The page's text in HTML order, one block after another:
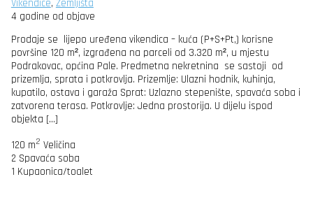
Vikendice, Zemljišta
4 godine od objave
Prodaje se lijepo uređena vikendica – kuća (P+S+Pt,) korisne
površine 120 m², izgrađena na parceli od 3.320 m², u mjestu
Podrakovac, općina Pale. Predmetna nekretnina se sastoji od
prizemlja, sprata i potkrovlja. Prizemlje: Ulazni hodnik, kuhinja,
kupatilo, ostava i garaža Sprat: Uzlazno stepenište, spavaća soba i
zatvorena terasa. Potkrovlje: Jedna prostorija. U dijelu ispod
objekta […]
120 m2 Veličina
2 Spavaća soba
1 Kupaonica/toalet